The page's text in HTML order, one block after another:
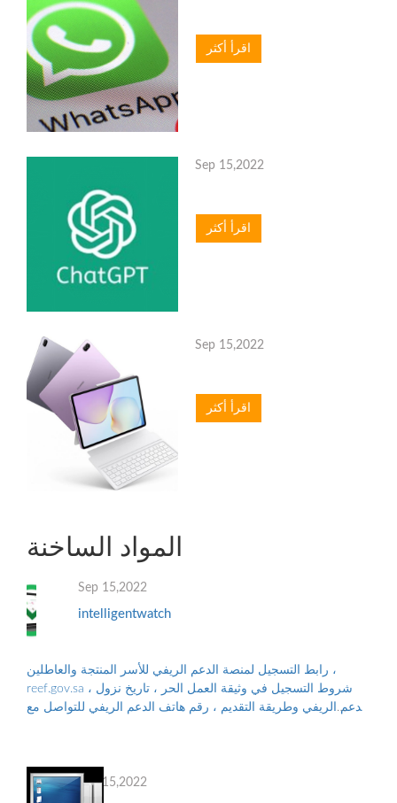
اقرأ أكثر
Sep 15,2022
اقرأ أكثر
Sep 15,2022
اقرأ أكثر
المواد الساخنة
Sep 15,2022
intelligentwatch
رابط التسجيل لمنصة الدعم الريفي للأسر المنتجة والعاطلين ،
reef.gov.sa ، شروط التسجيل في وثيقة العمل الحر ، تاريخ نزول
الدعم الريفي وطريقة التقديم ، رقم هاتف الدعم الريفي للتواصل مع
Sep 15,2022